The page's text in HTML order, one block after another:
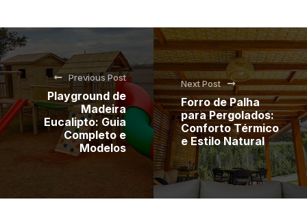
Previous Post
Playground de
Madeira
Eucalipto: Guia
Completo e
Modelos
Next Post
Forro de Palha
para Pergolados:
Conforto Térmico
e Estilo Natural